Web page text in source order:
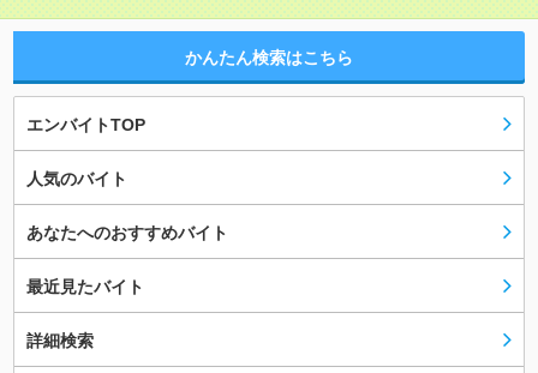
かんたん検索はこちら
エンバイトTOP
人気のバイト
あなたへのおすすめバイト
最近見たバイト
詳細検索